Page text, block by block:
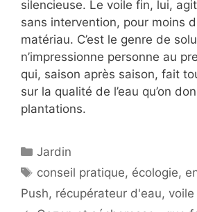
silencieuse. Le voile fin, lui,
sans intervention, pour moins
matériau. C’est le genre de
n’impressionne personne au
qui, saison après saison, fait
sur la qualité de l’eau qu’on
plantations.
Catégories
Jardin
Étiquettes
conseil pratique, écologie,
Push, récupérateur d'eau,